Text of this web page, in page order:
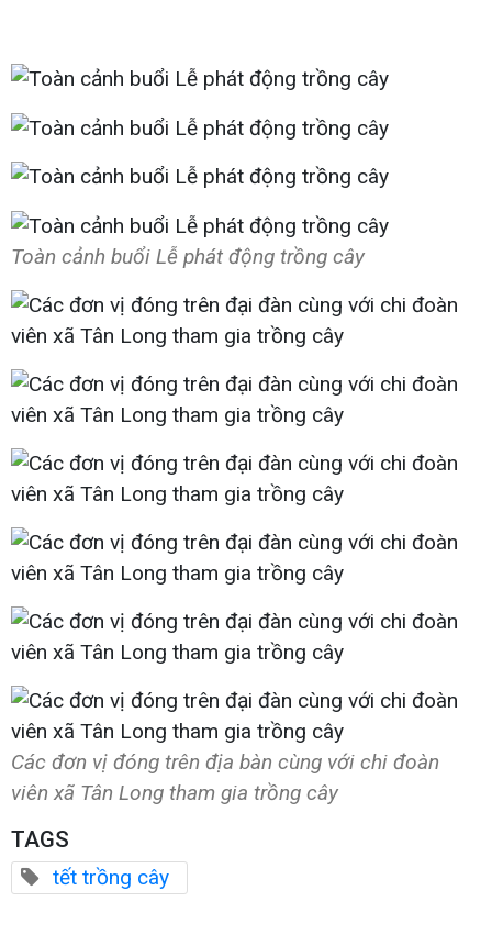
Toàn cảnh buổi Lễ phát động trồng cây
Các đơn vị đóng trên địa bàn cùng với chi đoàn
viên xã Tân Long tham gia trồng cây
TAGS
tết trồng cây